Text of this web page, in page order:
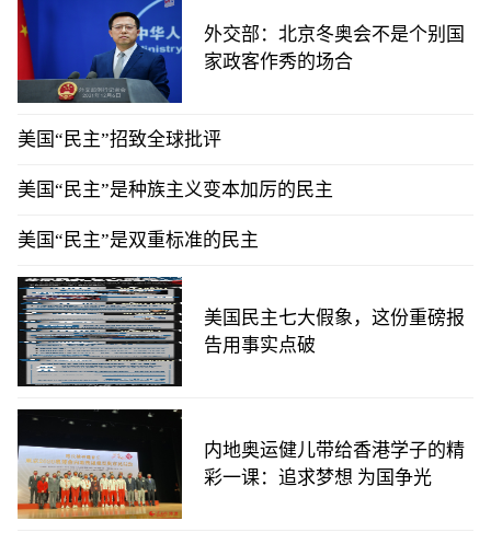
外交部：北京冬奥会不是个别国
家政客作秀的场合
美国“民主”招致全球批评
美国“民主”是种族主义变本加厉的民主
美国“民主”是双重标准的民主
美国民主七大假象，这份重磅报
告用事实点破
内地奥运健儿带给香港学子的精
彩一课：追求梦想 为国争光